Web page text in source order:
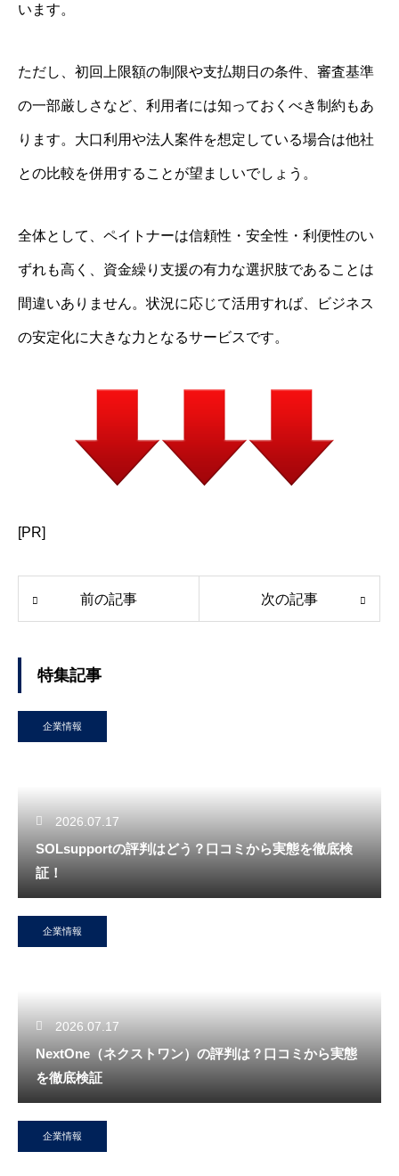
います。
ただし、初回上限額の制限や支払期日の条件、審査基準
の一部厳しさなど、利用者には知っておくべき制約もあ
ります。大口利用や法人案件を想定している場合は他社
との比較を併用することが望ましいでしょう。
全体として、ペイトナーは信頼性・安全性・利便性のい
ずれも高く、資金繰り支援の有力な選択肢であることは
間違いありません。状況に応じて活用すれば、ビジネス
の安定化に大きな力となるサービスです。
[PR]
前の記事 次の記事
特集記事
企業情報
2026.07.17
SOLsupportの評判はどう？口コミから実態を徹底検
証！
企業情報
2026.07.17
NextOne（ネクストワン）の評判は？口コミから実態
を徹底検証
企業情報